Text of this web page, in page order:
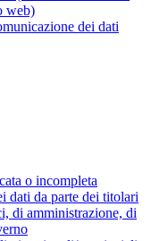
web)
dei dati
o incompleta
dati da parte dei titolari
di amministrazione, di